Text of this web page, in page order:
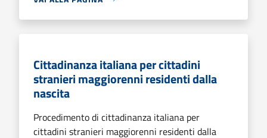
Cittadinanza italiana per cittadini
stranieri maggiorenni residenti dalla
nascita
Procedimento di cittadinanza italiana per
cittadini stranieri maggiorenni residenti dalla